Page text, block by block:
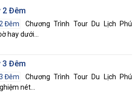
2 Đêm
Chương Trình Tour Du Lịch Phú
hay dưới...
3 Đêm
Chương Trình Tour Du Lịch Phú
nét...